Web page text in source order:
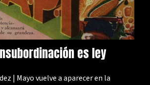
es ley
| Mayo vuelve a aparecer en la